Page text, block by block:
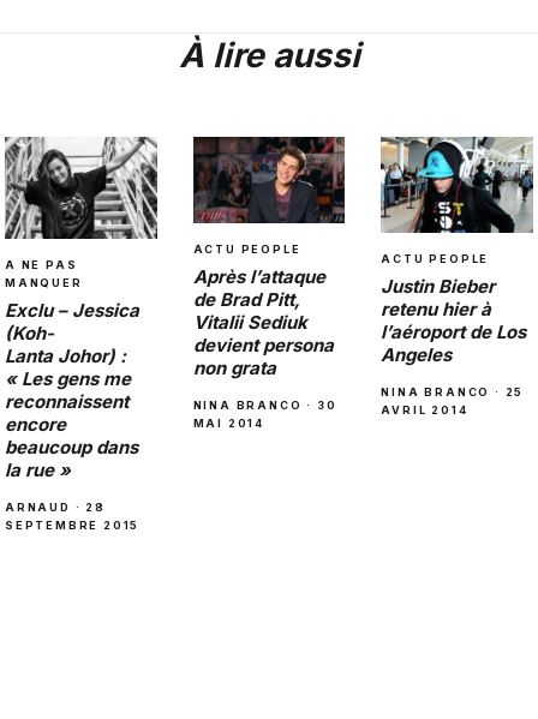
À lire aussi
A NE PAS
MANQUER
Exclu – Jessica
(Koh-
Lanta Johor) :
« Les gens me
reconnaissent
encore
beaucoup dans
la rue »
ARNAUD · 28
SEPTEMBRE 2015
ACTU PEOPLE
Après l’attaque
de Brad Pitt,
Vitalii Sediuk
devient persona
non grata
NINA BRANCO · 30
MAI 2014
ACTU PEOPLE
Justin Bieber
retenu hier à
l’aéroport de Los
Angeles
NINA BRANCO · 25
AVRIL 2014